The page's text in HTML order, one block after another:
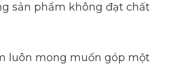
sản phẩm không đạt chất
luôn mong muốn góp một